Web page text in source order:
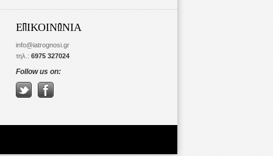
ΕΠΙΚΟΙΝΩΝΙΑ
info@iatrognosi.gr
τηλ.: 6975 327024
Follow us on: